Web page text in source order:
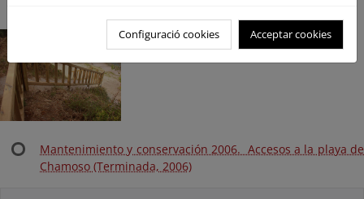
Mantenimiento y conservación 2006. Accesos a la playa de
Chamoso (Terminada, 2006)
Configuració cookies Acceptar cookies